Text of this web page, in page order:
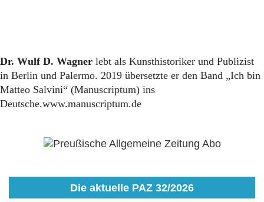
Dr. Wulf D. Wagner lebt als Kunsthistoriker und Publizist
in Berlin und Palermo. 2019 übersetzte er den Band „Ich bin
Matteo Salvini“ (Manuscriptum) ins
Deutsche.www.manuscriptum.de
Die aktuelle PAZ 32/2026